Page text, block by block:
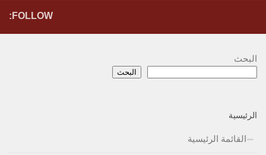
FOLLOW:
البحث
البحث
الرئيسية
القائمة الرئيسية